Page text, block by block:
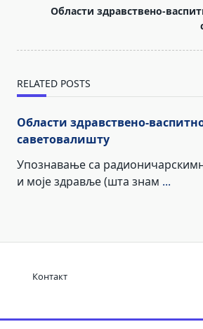
screen-
text">Page</span>
Области здравствено-
RELATED POSTS
Области здравствено-
саветовалишту
Упознавање са
и моје здравље (шта знам ...
Контакт